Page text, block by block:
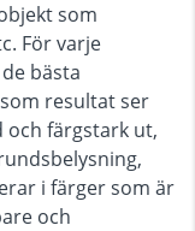
som
För varje
bästa
resultat ser
och färgstark ut,
i färger som är
och